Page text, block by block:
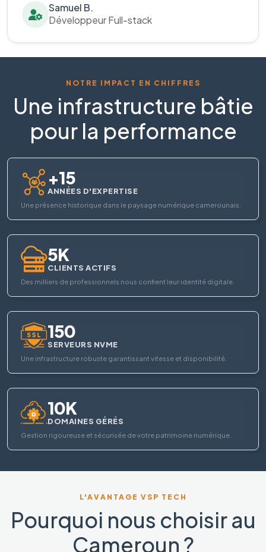
Samuel B.
Développeur Full-stack
NOTRE IMPACT EN CHIFFRES
Une infrastructure bâtie
pour la performance
+15
ANNÉES D'EXPERTISE
Une présence historique dans le paysage numérique camerounais.
5K
CLIENTS ACTIFS
Des milliers de professionnels nous confient leur identité digitale.
150
SERVEURS NVME
Une infrastructure robuste garantissant vitesse et disponibilité.
10K
DOMAINES GÉRÉS
Gestion rigoureuse et sécurisée de votre patrimoine numérique.
L'AVANTAGE VSP TECH
Pourquoi nous choisir au
Cameroun ?